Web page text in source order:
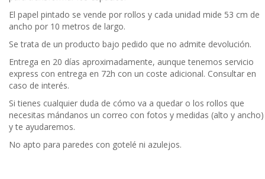
El papel pintado se vende por rollos y cada unidad mide 53 cm de
ancho por 10 metros de largo.
Se trata de un producto bajo pedido que no admite devolución.
Entrega en 20 días aproximadamente, aunque tenemos servicio
express con entrega en 72h con un coste adicional. Consultar en
caso de interés.
Si tienes cualquier duda de cómo va a quedar o los rollos que
necesitas mándanos un correo con fotos y medidas (alto y ancho)
y te ayudaremos.
No apto para paredes con gotelé ni azulejos.